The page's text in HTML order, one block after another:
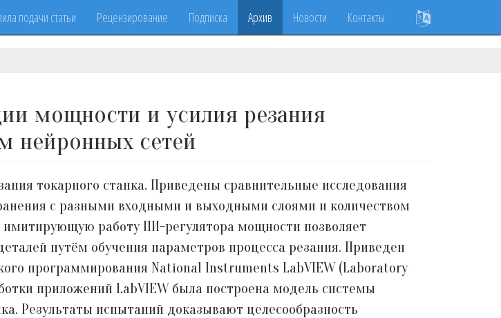
подачи статьи Рецензирование Подписка Архив Новости Контакты
мощности и усилия резания
нейронных сетей
токарного станка. Приведены сравнительные исследования
с разными входными и выходными слоями и количеством
имитирующую работу ПИ-регулятора мощности позволяет
путём обучения параметров процесса резания. Приведен
программирования National Instruments LabVIEW (Laboratory
приложений LabVIEW была построена модель системы
Результаты испытаний доказывают целесообразность